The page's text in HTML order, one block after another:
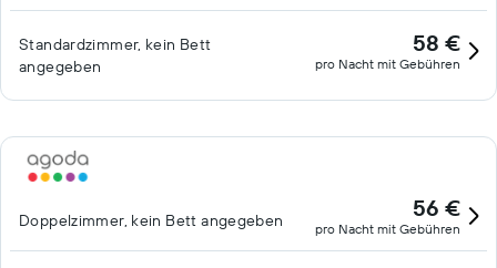
Standardzimmer, kein Bett
angegeben
58 €
pro Nacht mit Gebühren
Doppelzimmer, kein Bett angegeben 56 €
pro Nacht mit Gebühren